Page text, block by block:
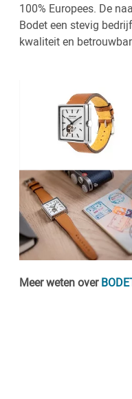
100% Europees. De
Bodet een stevig
kwaliteit en
Meer weten over